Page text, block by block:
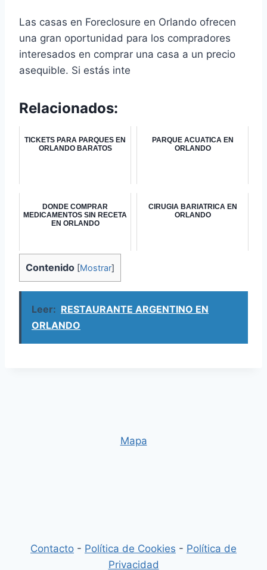
Las casas en Foreclosure en Orlando ofrecen
una gran oportunidad para los compradores
interesados en comprar una casa a un precio
asequible. Si estás inte
Relacionados:
TICKETS PARA PARQUES EN
ORLANDO BARATOS
PARQUE ACUATICA EN
ORLANDO
DONDE COMPRAR
MEDICAMENTOS SIN RECETA
EN ORLANDO
CIRUGIA BARIATRICA EN
ORLANDO
Contenido [Mostrar]
Leer: RESTAURANTE ARGENTINO EN
ORLANDO
Mapa
Contacto - Política de Cookies - Política de
Privacidad